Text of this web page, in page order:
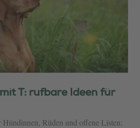
T: rufbare Ideen für
Rüden und offene Listen: